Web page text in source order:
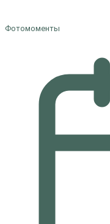
Фотомоменты